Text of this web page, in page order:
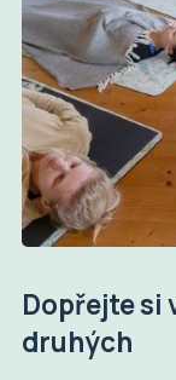
Dopřejte si
druhých